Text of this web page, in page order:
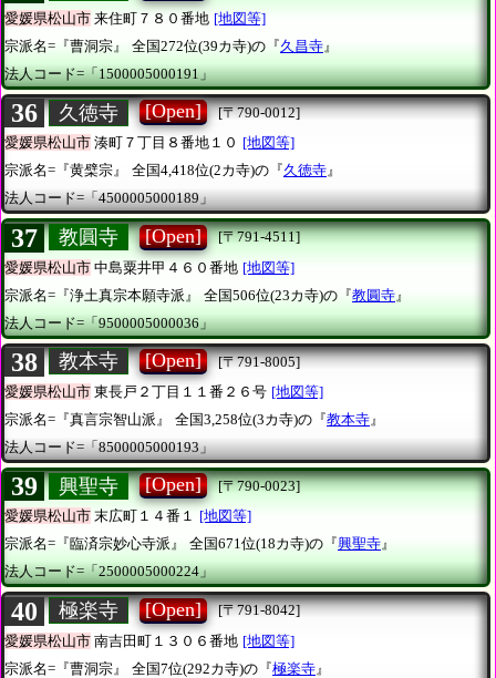
愛媛県松山市 来住町７８０番地 [地図等]
宗派名=『曹洞宗』
全国272位(39カ寺)の『久昌寺 』
法人コード=「1500005000191」
36 久徳寺 [Open]
[〒790-0012]
愛媛県松山市 湊町７丁目８番地１０ [地図等]
宗派名=『黄檗宗』
全国4,418位(2カ寺)の『久徳寺』
法人コード=「4500005000189」
37 教圓寺 [Open]
[〒791-4511]
愛媛県松山市 中島粟井甲４６０番地 [地図等]
宗派名=『浄土真宗本願寺派』
全国506位(23カ寺)の『教圓寺 』
法人コード=「9500005000036」
38 教本寺 [Open]
[〒791-8005]
愛媛県松山市 東長戸２丁目１１番２６号 [地図等]
宗派名=『真言宗智山派』
全国3,258位(3カ寺)の『教本寺 』
法人コード=「8500005000193」
39 興聖寺 [Open]
[〒790-0023]
愛媛県松山市 末広町１４番１ [地図等]
宗派名=『臨済宗妙心寺派』
全国671位(18カ寺)の『興聖寺』
法人コード=「2500005000224」
40 極楽寺 [Open]
[〒791-8042]
愛媛県松山市 南吉田町１３０６番地 [地図等]
宗派名=『曹洞宗』
全国7位(292カ寺)の『極楽寺 』